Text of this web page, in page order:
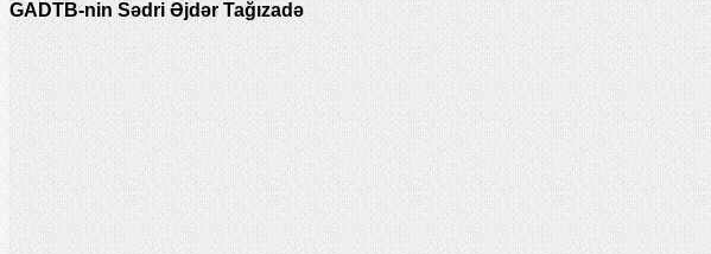
GADTB-nin Sədri Əjdər Tağızadə